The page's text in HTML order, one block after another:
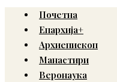
Почетна
Епархија+
Архиепископ
Манастири
Веронаука